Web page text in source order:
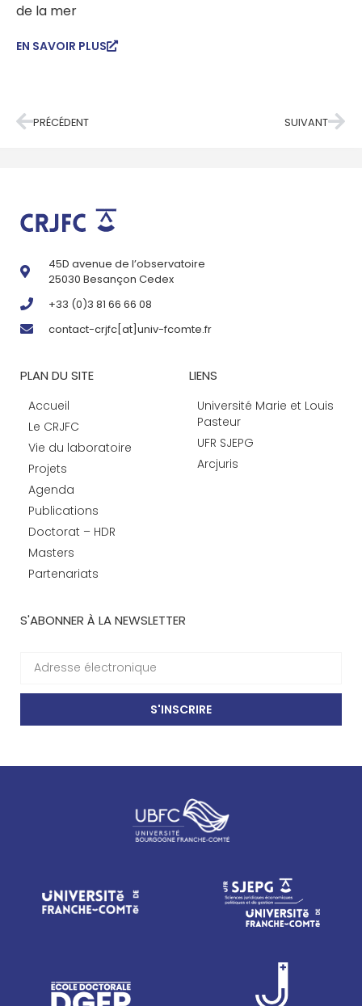
de la mer
EN SAVOIR PLUS
PRÉCÉDENT SUIVANT
45D avenue de l’observatoire
25030 Besançon Cedex
+33 (0)3 81 66 66 08
contact-crjfc[at]univ-fcomte.fr
PLAN DU SITE
Accueil
Le CRJFC
Vie du laboratoire
Projets
Agenda
Publications
Doctorat – HDR
Masters
Partenariats
LIENS
Université Marie et Louis
Pasteur
UFR SJEPG
Arcjuris
S'ABONNER À LA NEWSLETTER
S'INSCRIRE